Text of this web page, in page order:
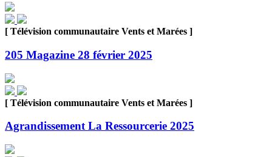
[ Télévision communautaire Vents et Marées ]
205 Magazine 28 février 2025
[ Télévision communautaire Vents et Marées ]
Agrandissement La Ressourcerie 2025